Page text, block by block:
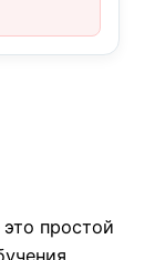
простой